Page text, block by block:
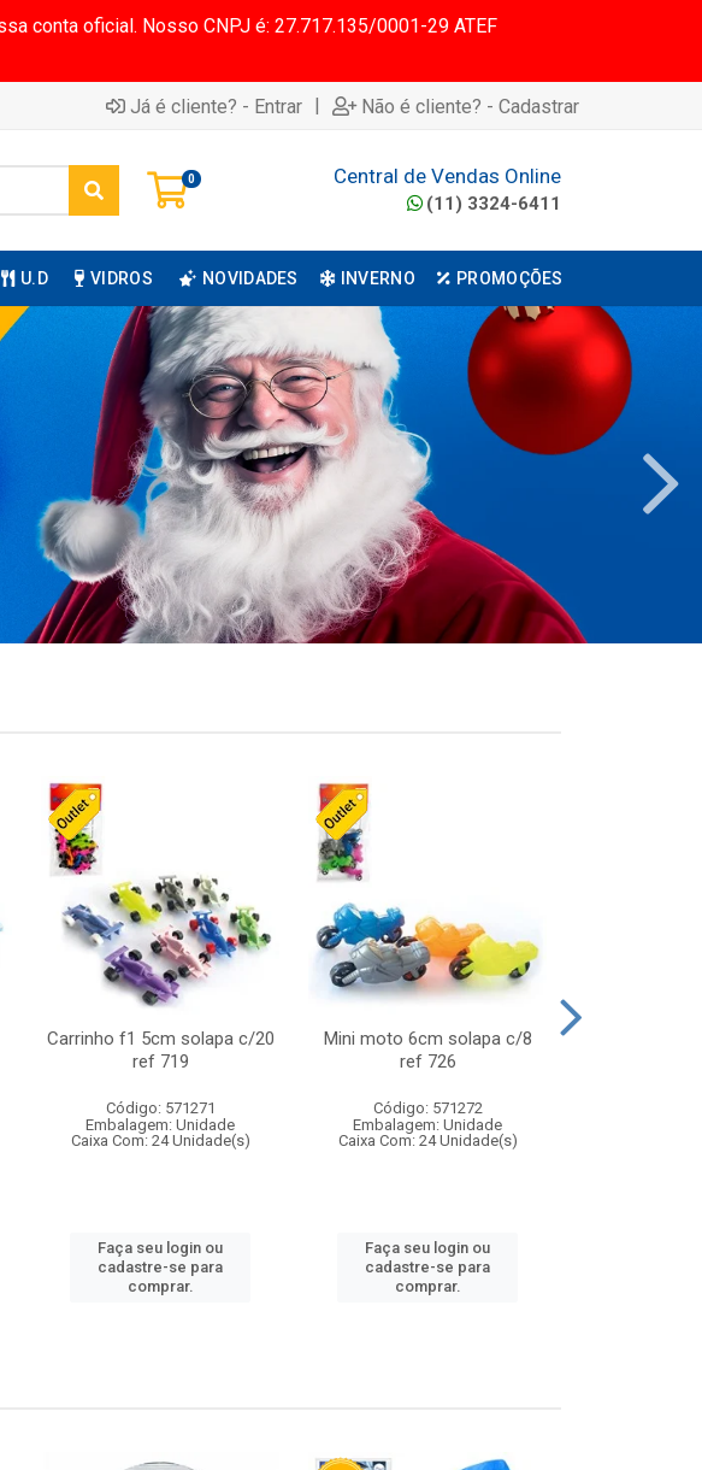
conta oficial. Nosso CNPJ é: 27.717.135/0001-29 ATEF
Já é cliente? - Entrar | Não é cliente? - Cadastrar
0 Central de Vendas Online
(11) 3324-6411
U.D VIDROS NOVIDADES INVERNO PROMOÇÕES
Carrinho f1 5cm solapa c/20
ref 719
Código: 571271
Embalagem: Unidade
Caixa Com: 24 Unidade(s)
Faça seu login ou
cadastre-se para
comprar.
Mini moto 6cm solapa c/8
ref 726
Código: 571272
Embalagem: Unidade
Caixa Com: 24 Unidade(s)
Faça seu login ou
cadastre-se para
comprar.